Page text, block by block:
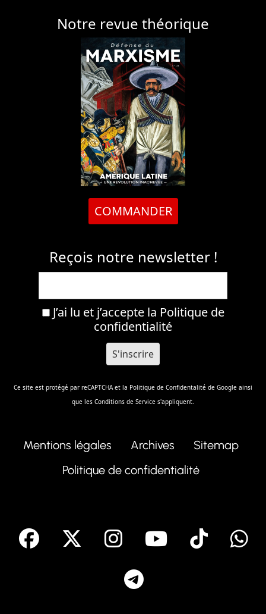
Notre revue théorique
COMMANDER
Reçois notre newsletter !
J’ai lu et j’accepte la Politique de
confidentialité
Ce site est protégé par reCAPTCHA et la Politique de Confidentalité de Google ainsi
que les Conditions de Service s'appliquent.
Mentions légales Archives
Sitemap
Politique de confidentialité
facebook Instagram
Youtube
Tik